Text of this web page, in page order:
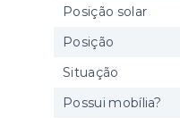
Posição solar
Posição
Situação
Possui mobília?